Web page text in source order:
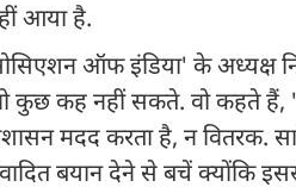
आया है.
ऑफ इंडिया' के अध्यक्ष
कुछ कह नहीं सकते. वो कहते
मदद करता है, न वितरक.
बयान देने से बचें क्योंकि